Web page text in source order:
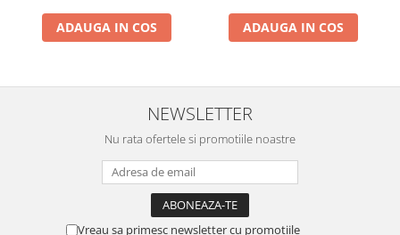
ADAUGA IN COS ADAUGA IN COS
NEWSLETTER
Nu rata ofertele si promotiile noastre
Vreau sa primesc newsletter cu promotiile